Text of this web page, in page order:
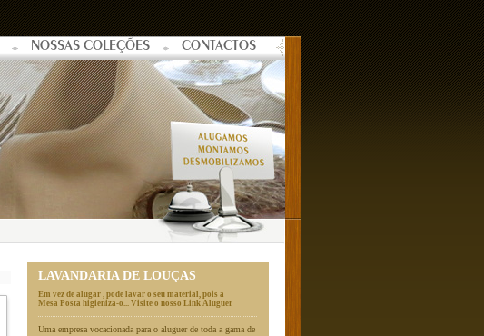
NOSSAS COLEÇÕES CONTACTOS
LAVANDARIA DE LOUÇAS
Em vez de alugar , pode lavar o seu material, pois a
Mesa Posta higieniza-o... Visite o nosso Link Aluguer
Uma empresa vocacionada para o aluguer de toda a gama de